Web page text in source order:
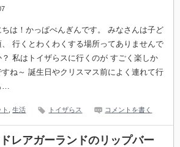
ちは！かっぱぺんぎんです。 みなさんは子ど
、 行くとわくわくする場所ってありませんで
？ 私はトイザらスに行くのが すごく楽しか
すね～ 誕生日やクリスマス前によく連れて行
…
,生活 トイザらス コメントを書く
レアガーランドのリップバー